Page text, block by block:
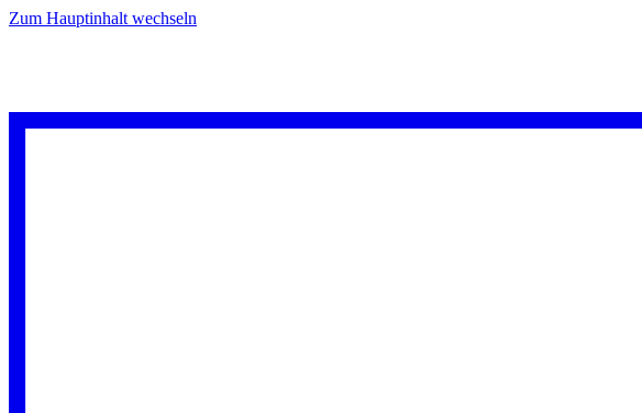
Zum Hauptinhalt wechseln